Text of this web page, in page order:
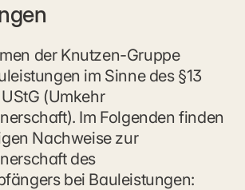
der Knutzen-Gruppe
im Sinne des §13
UStG (Umkehr
Im Folgenden finden
Nachweise zur
des
bei Bauleistungen: